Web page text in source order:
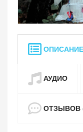
ОПИСАНИЕ
АУДИО
ОТЗЫВОВ